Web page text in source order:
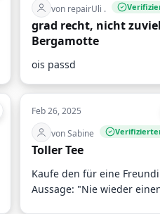
von repairUli .
grad recht, nicht zuviel
Bergamotte
ois passd
Feb 26, 2025
von Sabine
Toller Tee
Kaufe den für eine
Aussage: "Nie wieder